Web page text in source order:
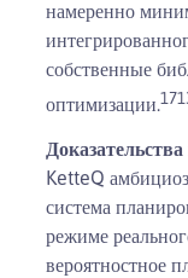
намеренно
собственные
оптимизации.17
KetteQ
система
режиме
вероятностное